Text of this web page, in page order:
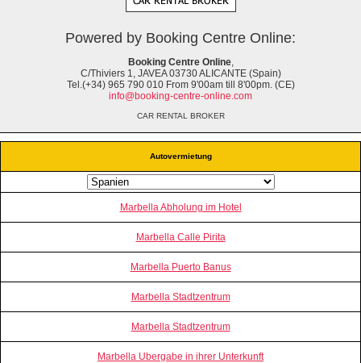
Autovermietung
Marbella Abholung im Hotel
Marbella Calle Pirita
Marbella Puerto Banus
Marbella Stadtzentrum
Marbella Stadtzentrum
Marbella Ubergabe in ihrer Unterkunft
Powered by Booking Centre Online:
Booking Centre Online,
C/Thiviers 1, JAVEA 03730 ALICANTE (Spain)
Tel.(+34) 965 790 010 From 9'00am till 8'00pm. (CE)
info@booking-centre-online.com
CAR RENTAL BROKER